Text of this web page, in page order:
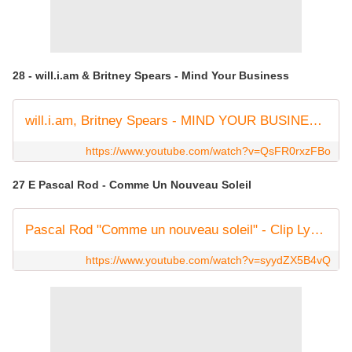
28 - will.i.am & Britney Spears - Mind Your Business
will.i.am, Britney Spears - MIND YOUR BUSINESS (Official Audio)
https://www.youtube.com/watch?v=QsFR0rxzFBo
27 E Pascal Rod - Comme Un Nouveau Soleil
Pascal Rod "Comme un nouveau soleil" - Clip Lyrics
https://www.youtube.com/watch?v=syydZX5B4vQ